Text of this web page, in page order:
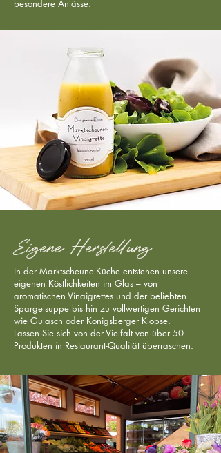
besondere Anlässe.
Eigene Herstellung
In der Marktscheune-Küche entstehen unsere
eigenen Köstlichkeiten im Glas – von
aromatischen Vinaigrettes und der beliebten
Spargelsuppe bis hin zu vollwertigen Gerichten
wie Gulasch oder Königsberger Klopse.
Lassen Sie sich von der Vielfalt von über 50
Produkten in Restaurant-Qualität überraschen.